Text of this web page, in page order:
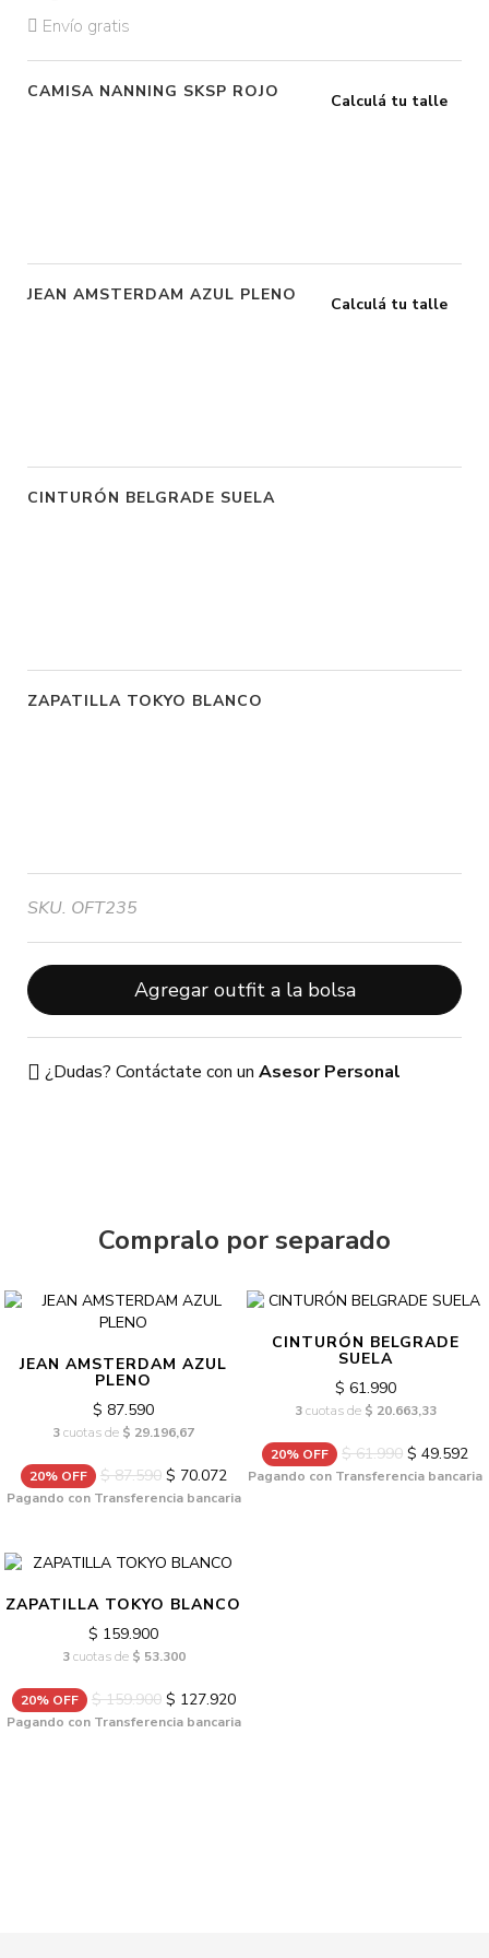
Envío gratis
Calculá tu talle
CAMISA NANNING SKSP ROJO
Calculá tu talle
JEAN AMSTERDAM AZUL PLENO
CINTURÓN BELGRADE SUELA
ZAPATILLA TOKYO BLANCO
SKU. OFT235
Agregar outfit a la bolsa
¿Dudas? Contáctate con un Asesor Personal
Compralo por separado
JEAN AMSTERDAM AZUL
PLENO
$ 87.590
3cuotas de $ 29.196,67
20% OFF $ 87.590$ 70.072
Pagando con Transferencia bancaria
CINTURÓN BELGRADE
SUELA
$ 61.990
3cuotas de $ 20.663,33
20% OFF $ 61.990 $ 49.592
Pagando con Transferencia bancaria
ZAPATILLA TOKYO BLANCO
$ 159.900
3cuotas de $ 53.300
20% OFF $ 159.900$ 127.920
Pagando con Transferencia bancaria